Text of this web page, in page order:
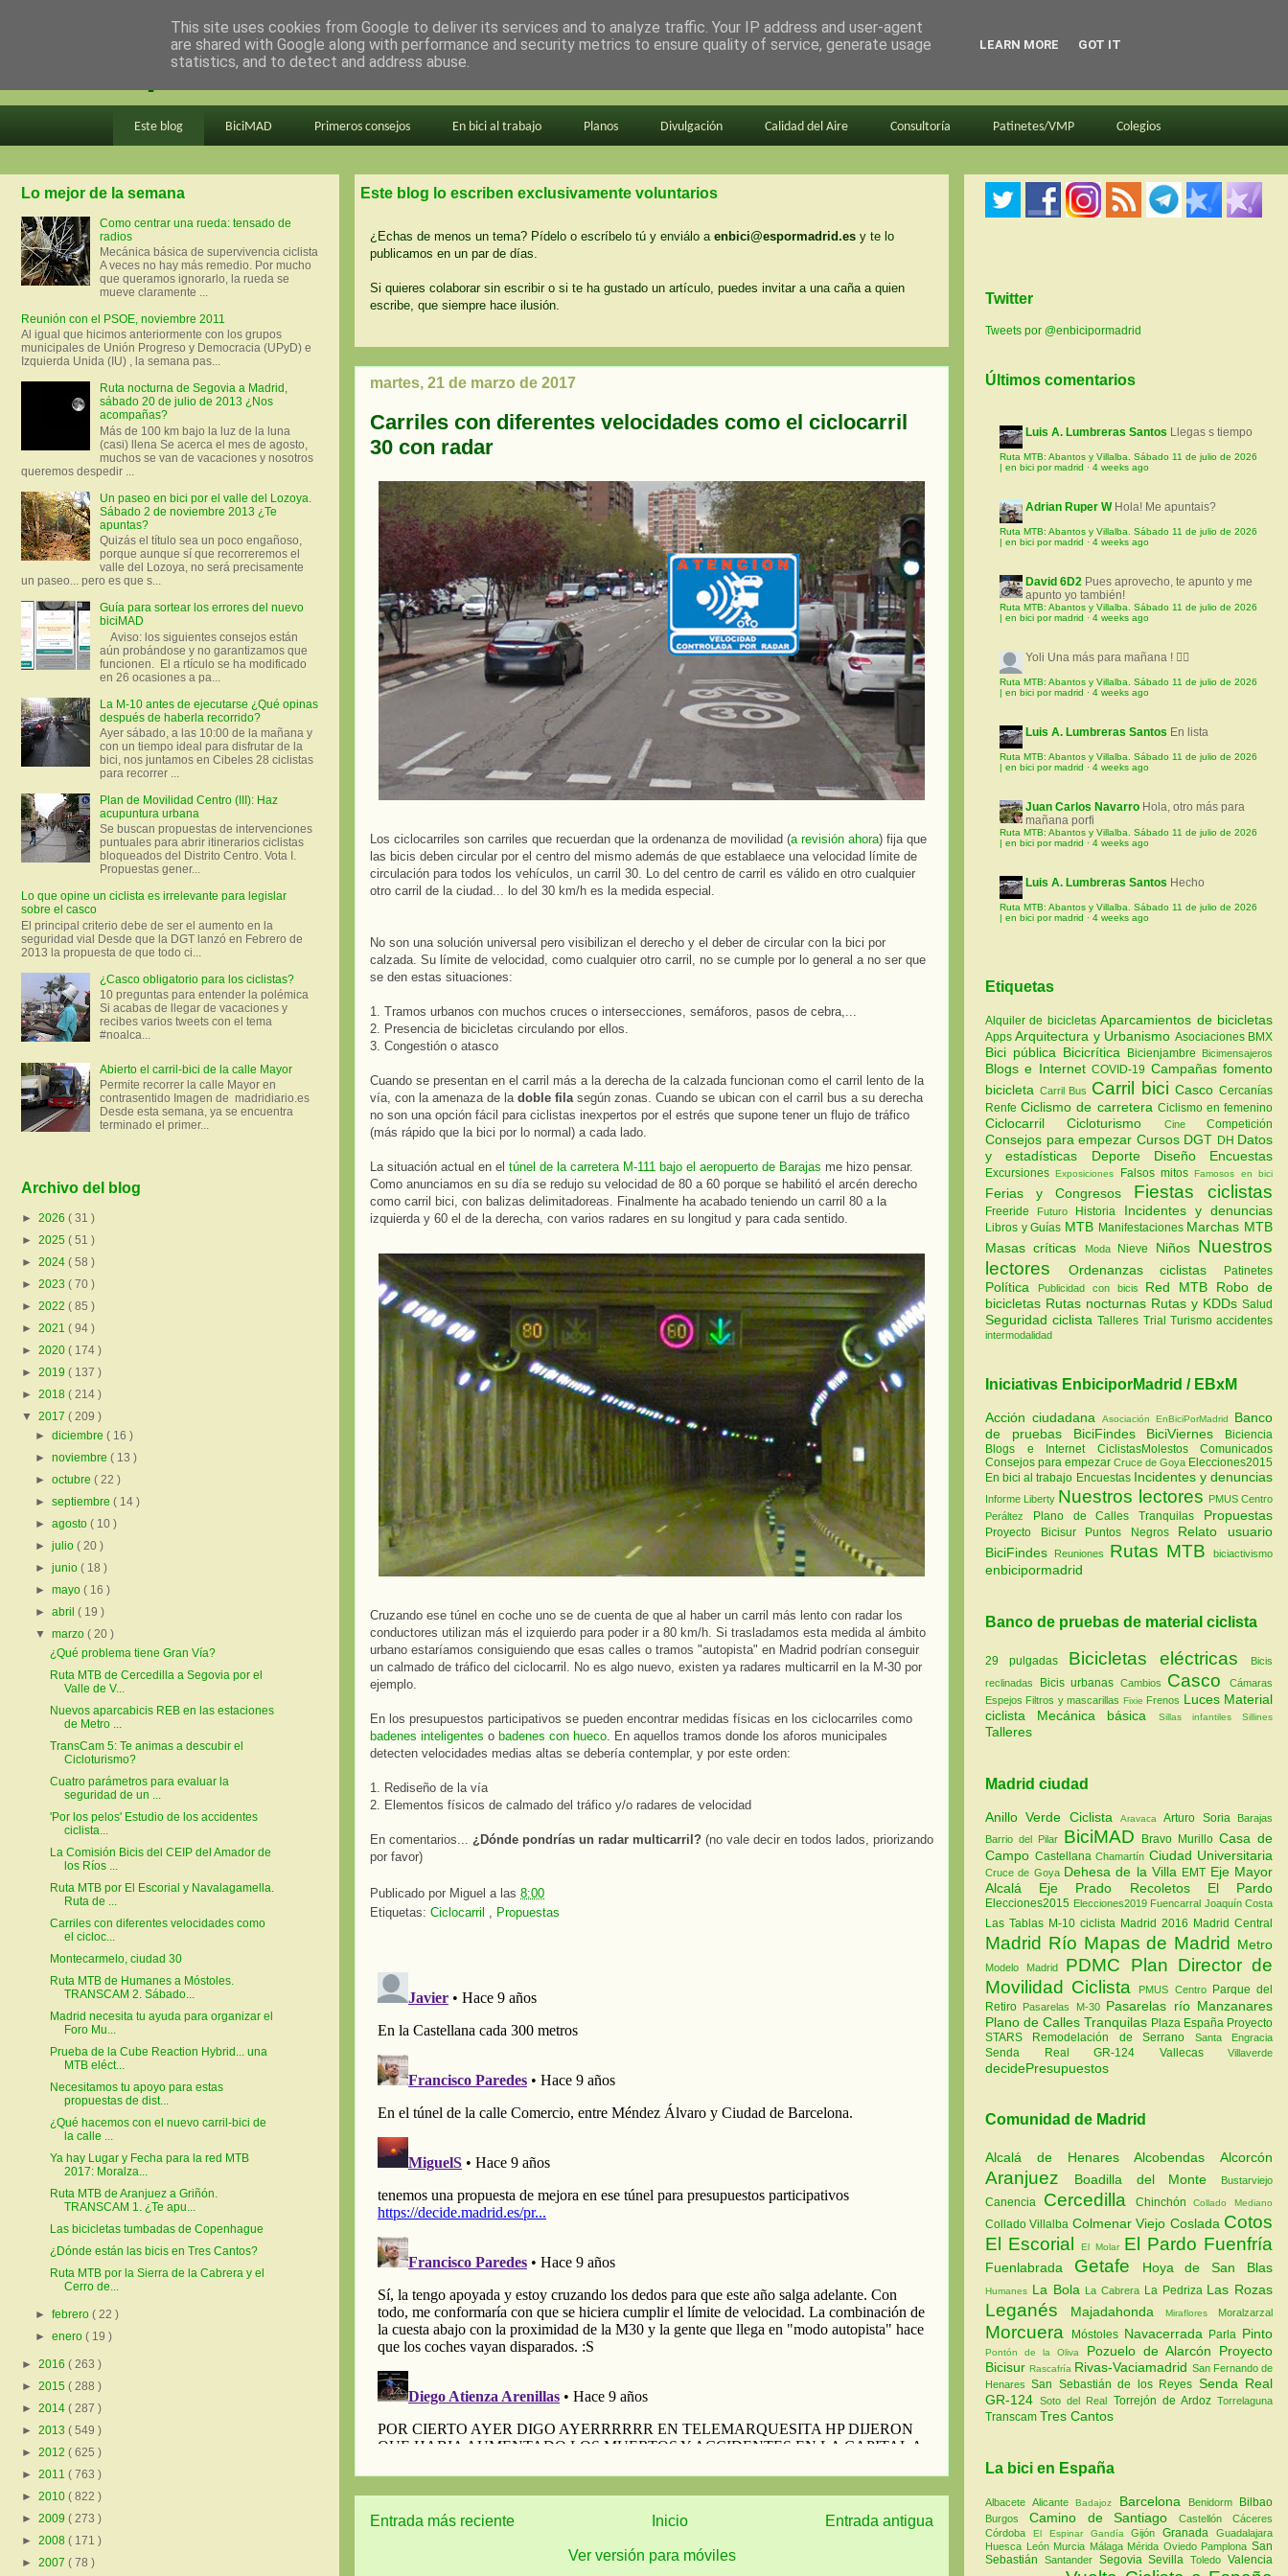
en bici por madrid
Este blog BiciMAD Primeros consejos En bici al trabajo Planos Divulgación Calidad del Aire Consultoría Patinetes/VMP Colegios
Este blog lo escriben exclusivamente voluntarios
¿Echas de menos un tema? Pídelo o escríbelo tú y enviálo a enbici@espormadrid.es y te lo
publicamos en un par de días.
Si quieres colaborar sin escribir o si te ha gustado un artículo, puedes invitar a una caña a quien
escribe, que siempre hace ilusión.
martes, 21 de marzo de 2017
Carriles con diferentes velocidades como el ciclocarril
30 con radar
Los ciclocarriles son carriles que recuerdan que la ordenanza de movilidad (a revisión ahora) fija que
las bicis deben circular por el centro del mismo además de que establaece una velocidad límite de
circulación para todos los vehículos, un carril 30. Lo del centro de carril es válido en otro cualquier
otro carril de la ciudad... lo del 30 km/h es la medida especial.
No son una solución universal pero visibilizan el derecho y el deber de circular con la bici por
calzada. Su límite de velocidad, como cualquier otro carril, no se cumple por lo general a no ser que
se den estas situaciones:
1. Tramos urbanos con muchos cruces o intersecciones, semáforos, pasos de cebra,...
2. Presencia de bicicletas circulando por ellos.
3. Congestión o atasco
Cuando se presentan en el carril más a la derecha de la calzada funcionan como el carril lento de la
vía, con la amenaza de la doble fila según zonas. Cuando se ubican con el carril bus a su derecha
no son una opción fácil para ciclistas inexpertos por el estrés que supone tener un flujo de tráfico
(más rápido que la bici por lo normal) a cada lado.
La situación actual en el túnel de la carretera M-111 bajo el aeropuerto de Barajas me hizo pensar.
Como anunciamos en su día se redujo su velocidad de 80 a 60 porque se habilitó el arcén derecho
como carril bici, con balizas delimitadoreas. Finalmente ha acabado teniendo un carril 80 a la
izquierda y 60 el de la derecha, con varios radares en su longitud y para cada sentido.
Cruzando ese túnel en coche uno se de cuenta de que al haber un carril más lento con radar los
conductores utilizan más el izquierdo para poder ir a 80 km/h. Si trasladamos esta medida al ámbito
urbano estaríamos consiguiendo que esas calles o tramos "autopista" en Madrid podrían conseguir
un calmado de tráfico del ciclocarril. No es algo nuevo, existen ya radares multicarril en la M-30 por
ejemplo.
En los presupuestos participativos se pueden encontrar medidas físicas en los ciclocarriles como
badenes inteligentes o badenes con hueco . En aquellos tramos donde los aforos municipales
detecten velocidades medias altas se debería contemplar, y por este orden:
1. Rediseño de la vía
2. Elementos físicos de calmado del tráfico y/o radares de velocidad
En comentarios... ¿Dónde pondrías un radar multicarril? (no vale decir en todos lados, priorizando
por favor)
Publicado por Miguel a las 8:00
Etiquetas: Ciclocarril , Propuestas
Entrada más reciente Entrada antigua
Inicio
Ver versión para móviles
Lo mejor de la semana
Como centrar una rueda: tensado de
radios
Mecánica básica de supervivencia ciclista
A veces no hay más remedio. Por mucho
que queramos ignorarlo, la rueda se
mueve claramente ...
Reunión con el PSOE, noviembre 2011
Al igual que hicimos anteriormente con los grupos
municipales de Unión Progreso y Democracia (UPyD) e
Izquierda Unida (IU) , la semana pas...
Ruta nocturna de Segovia a Madrid,
sábado 20 de julio de 2013 ¿Nos
acompañas?
Más de 100 km bajo la luz de la luna
(casi) llena Se acerca el mes de agosto,
muchos se van de vacaciones y nosotros
queremos despedir ...
Un paseo en bici por el valle del Lozoya.
Sábado 2 de noviembre 2013 ¿Te
apuntas?
Quizás el título sea un poco engañoso,
porque aunque sí que recorreremos el
valle del Lozoya, no será precisamente
un paseo... pero es que s...
Guía para sortear los errores del nuevo
biciMAD
Aviso: los siguientes consejos están
aún probándose y no garantizamos que
funcionen. El a rtículo se ha modificado
en 26 ocasiones a pa...
La M-10 antes de ejecutarse ¿Qué opinas
después de haberla recorrido?
Ayer sábado, a las 10:00 de la mañana y
con un tiempo ideal para disfrutar de la
bici, nos juntamos en Cibeles 28 ciclistas
para recorrer ...
Plan de Movilidad Centro (III): Haz
acupuntura urbana
Se buscan propuestas de intervenciones
puntuales para abrir itinerarios ciclistas
bloqueados del Distrito Centro. Vota I.
Propuestas gener...
Lo que opine un ciclista es irrelevante para legislar
sobre el casco
El principal criterio debe de ser el aumento en la
seguridad vial Desde que la DGT lanzó en Febrero de
2013 la propuesta de que todo ci...
¿Casco obligatorio para los ciclistas?
10 preguntas para entender la polémica
Si acabas de llegar de vacaciones y
recibes varios tweets con el tema
#noalca...
Abierto el carril-bici de la calle Mayor
Permite recorrer la calle Mayor en
contrasentido Imagen de madridiario.es
Desde esta semana, ya se encuentra
terminado el primer...
Archivo del blog
► 2026 ( 31 )
► 2025 ( 51 )
► 2024 ( 58 )
► 2023 ( 70 )
► 2022 ( 85 )
► 2021 ( 94 )
► 2020 ( 174 )
► 2019 ( 137 )
► 2018 ( 214 )
▼ 2017 ( 209 )
►diciembre( 16 )
►noviembre( 13 )
►octubre( 22 )
►septiembre( 14 )
►agosto( 10 )
►julio( 20 )
►junio( 18 )
►mayo( 16 )
►abril( 19 )
▼marzo( 20 )
¿Qué problema tiene Gran Vía?
Ruta MTB de Cercedilla a Segovia por el
Valle de V...
Nuevos aparcabicis REB en las estaciones
de Metro ...
TransCam 5: Te animas a descubir el
Cicloturismo?
Cuatro parámetros para evaluar la
seguridad de un ...
'Por los pelos' Estudio de los accidentes
ciclista...
La Comisión Bicis del CEIP del Amador de
los Ríos ...
Ruta MTB por El Escorial y Navalagamella.
Ruta de ...
Carriles con diferentes velocidades como
el cicloc...
Montecarmelo, ciudad 30
Ruta MTB de Humanes a Móstoles.
TRANSCAM 2. Sábado...
Madrid necesita tu ayuda para organizar el
Foro Mu...
Prueba de la Cube Reaction Hybrid... una
MTB eléct...
Necesitamos tu apoyo para estas
propuestas de dist...
¿Qué hacemos con el nuevo carril-bici de
la calle ...
Ya hay Lugar y Fecha para la red MTB
2017: Moralza...
Ruta MTB de Aranjuez a Griñón.
TRANSCAM 1. ¿Te apu...
Las bicicletas tumbadas de Copenhague
¿Dónde están las bicis en Tres Cantos?
Ruta MTB por la Sierra de la Cabrera y el
Cerro de...
►febrero( 22 )
►enero( 19 )
► 2016 ( 263 )
► 2015 ( 288 )
► 2014 ( 287 )
► 2013 ( 549 )
► 2012 ( 625 )
► 2011 ( 763 )
► 2010 ( 822 )
► 2009 ( 273 )
► 2008 ( 171 )
► 2007 ( 78 )
Twitter
Tweets por @enbicipormadrid
Últimos comentarios
Luis A. Lumbreras Santos Llegas s tiempo
Ruta MTB: Abantos y Villalba. Sábado 11 de julio de 2026
| en bici por madrid · 4 weeks ago
Adrian Ruper W Hola! Me apuntais?
Ruta MTB: Abantos y Villalba. Sábado 11 de julio de 2026
| en bici por madrid · 4 weeks ago
David 6D2 Pues aprovecho, te apunto y me
apunto yo también!
Ruta MTB: Abantos y Villalba. Sábado 11 de julio de 2026
| en bici por madrid · 4 weeks ago
Yoli Una más para mañana ! 🚵‍♀️
Ruta MTB: Abantos y Villalba. Sábado 11 de julio de 2026
| en bici por madrid · 4 weeks ago
Luis A. Lumbreras Santos En lista
Ruta MTB: Abantos y Villalba. Sábado 11 de julio de 2026
| en bici por madrid · 4 weeks ago
Juan Carlos Navarro Hola, otro más para
mañana porfi
Ruta MTB: Abantos y Villalba. Sábado 11 de julio de 2026
| en bici por madrid · 4 weeks ago
Luis A. Lumbreras Santos Hecho
Ruta MTB: Abantos y Villalba. Sábado 11 de julio de 2026
| en bici por madrid · 4 weeks ago
Etiquetas
Alquiler de bicicletasAparcamientos de bicicletas
AppsArquitectura y Urbanismo Asociaciones BMX
Bici pública Bicicrítica Bicienjambre Bicimensajeros
Blogs e InternetCOVID-19 Campañas fomento
bicicleta Carril Bus Carril biciCascoCercanías
RenfeCiclismo de carretera Ciclismo en femenino
CiclocarrilCicloturismo CineCompetición
Consejos para empezar Cursos DGT DH Datos
y estadísticas Deporte Diseño Encuestas
ExcursionesExposiciones Falsos mitosFamosos en bici
Ferias y Congresos Fiestas ciclistas
Freeride Futuro Historia Incidentes y denuncias
Libros y Guías MTB Manifestaciones Marchas MTB
Masas críticas
Moda Nieve Niños Nuestros
lectores
Ordenanzas ciclistas Patinetes
Política Publicidad con bicis Red MTB Robo de
bicicletas Rutas nocturnas Rutas y KDDs Salud
Seguridad ciclistaTalleres Trial Turismoaccidentes
intermodalidad
Iniciativas EnbiciporMadrid / EBxM
Acción ciudadana Asociación EnBiciPorMadrid
Banco
de pruebas
BiciFindes BiciViernes
Biciencia
Blogs e Internet
CiclistasMolestos
Comunicados
Consejos para empezar Cruce de Goya Elecciones2015
En bici al trabajo Encuestas Incidentes y denuncias
Informe Liberty Nuestros lectores
PMUS Centro
Peráltez
Plano de Calles Tranquilas Propuestas
Proyecto Bicisur Puntos Negros
Relato usuario
BiciFindes
Reuniones Rutas MTB biciactivismo
enbicipormadrid
Banco de pruebas de material ciclista
29 pulgadas Bicicletas eléctricas
Bicis
reclinadas
Bicis urbanas Cambios Casco
Cámaras
Espejos Filtros y mascarillas Fixie Frenos Luces Material
ciclista
Mecánica básica Sillas infantiles Sillines
Talleres
Madrid ciudad
Anillo Verde Ciclista AravacaArturo Soria
Barajas
Barrio del Pilar BiciMAD Bravo MurilloCasa de
Campo Castellana Chamartín Ciudad Universitaria
Cruce de Goya Dehesa de la Villa EMT Eje Mayor
Alcalá Eje Prado Recoletos El Pardo
Elecciones2015 Elecciones2019 Fuencarral Joaquín Costa
Las Tablas M-10 ciclista Madrid 2016 Madrid Central
Madrid Río Mapas de Madrid Metro
Modelo Madrid PDMC Plan Director de
Movilidad Ciclista
PMUS Centro Parque del
Retiro Pasarelas M-30 Pasarelas río Manzanares
Plano de Calles Tranquilas Plaza España Proyecto
STARS Remodelación de Serrano Santa Engracia
Senda Real GR-124 Vallecas Villaverde
decidePresupuestos
Comunidad de Madrid
Alcalá de HenaresAlcobendas Alcorcón
Aranjuez Boadilla del Monte Bustarviejo
Canencia Cercedilla ChinchónCollado Mediano
Collado Villalba Colmenar Viejo Coslada Cotos
El EscorialEl Molar El Pardo Fuenfría
Fuenlabrada Getafe Hoya de San Blas
Humanes La Bola La Cabrera La Pedriza Las Rozas
Leganés Majadahonda Miraflores Moralzarzal
Morcuera Móstoles Navacerrada Parla Pinto
Pontón de la Oliva Pozuelo de Alarcón Proyecto
BicisurRascafría Rivas-Vaciamadrid San Fernando de
HenaresSan Sebastián de los Reyes Senda Real
GR-124Soto del Real Torrejón de ArdozTorrelaguna
Transcam Tres Cantos
La bici en España
AlbaceteAlicanteBadajoz Barcelona Benidorm Bilbao
Burgos Camino de SantiagoCastellónCáceres
Córdoba El Espinar GandíaGijónGranadaGuadalajara
Huesca León Murcia Málaga Mérida Oviedo PamplonaSan
Sebastián Santander SegoviaSevillaToledoValencia
This site uses cookies from Google to deliver its services and to analyze traffic. Your IP address and user-agent
are shared with Google along with performance and security metrics to ensure quality of service, generate usage
statistics, and to detect and address abuse.
LEARN MORE GOT IT